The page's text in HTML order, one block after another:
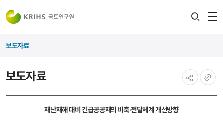
보도자료
보도자료
재난재해 대비 긴급공공재의 비축·전달체계 개선방향